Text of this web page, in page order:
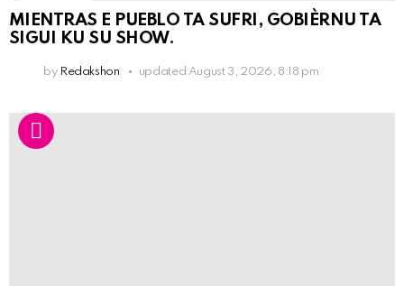
MIENTRAS E PUEBLO TA SUFRI, GOBIÈRNU TA
SIGUI KU SU SHOW.
by Redakshon updated August 3, 2026, 8:18 pm